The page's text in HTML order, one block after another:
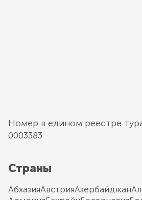
Номер в едином реестре
0003383
Страны
АбхазияАвстрияАзербайджан